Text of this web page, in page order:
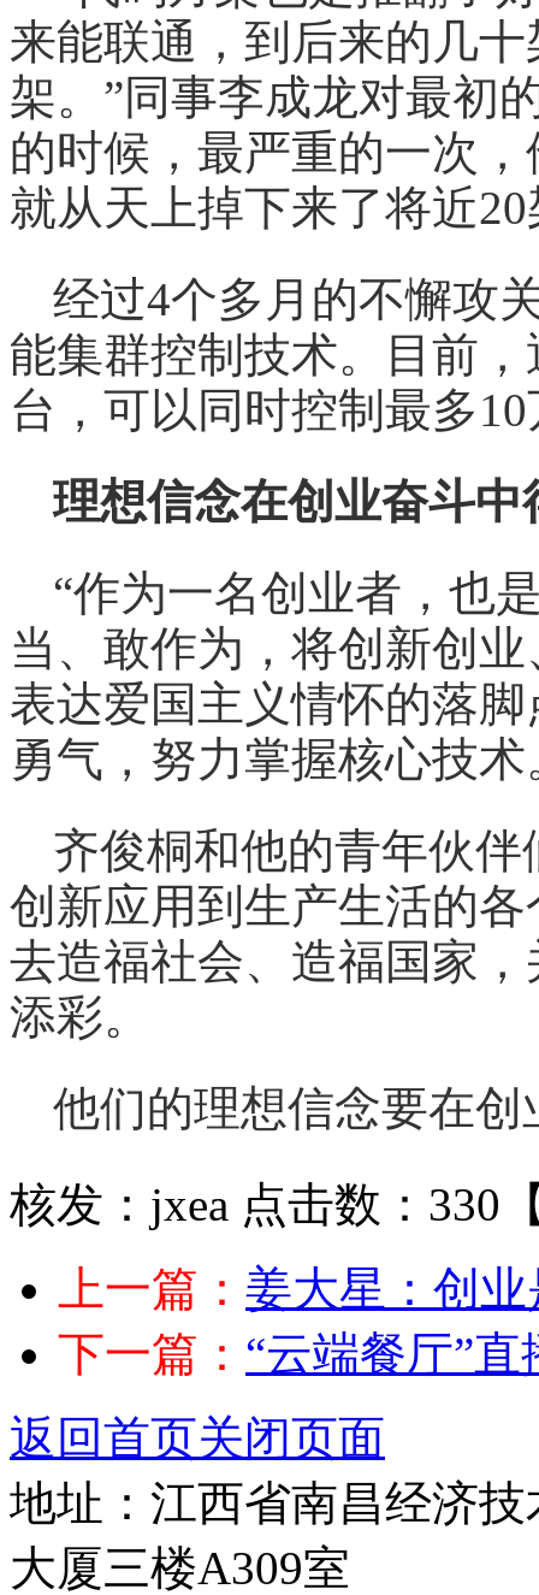
来能联通，到后来的几
架。”同事李成龙对最初
的时候，最严重的一次
就从天上掉下来了将近
经过4个多月的不懈攻
能集群控制技术。目前
台，可以同时控制最多
理想信念在创业奋斗中
“作为一名创业者，也
当、敢作为，将创新创
表达爱国主义情怀的落
勇气，努力掌握核心技
齐俊桐和他的青年伙
创新应用到生产生活的
去造福社会、造福国家
添彩。
他们的理想信念要在
核发：jxea 点击数：330
上一篇： 姜大星：创
下一篇： “云端餐厅”
返回首页关闭页面
地址：江西省南昌经济
大厦三楼A309室